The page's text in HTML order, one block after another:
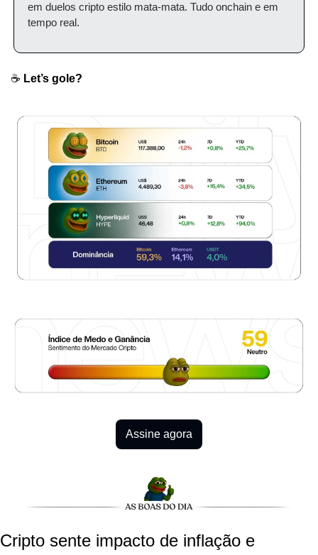
em duelos cripto estilo mata-mata. Tudo onchain e em
tempo real.
☕️ Let’s gole?
Assine agora
Cripto sente impacto de inflação e